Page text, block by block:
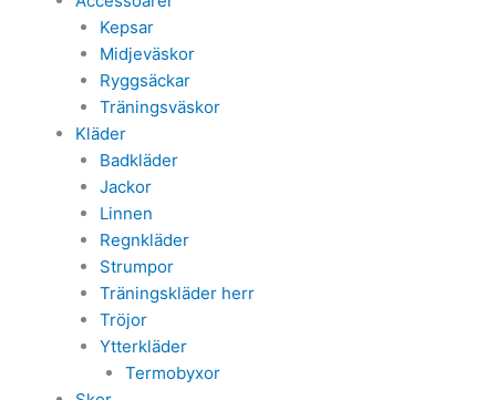
Kepsar
Midjeväskor
Ryggsäckar
Träningsväskor
Kläder
Badkläder
Jackor
Linnen
Regnkläder
Strumpor
Träningskläder herr
Tröjor
Ytterkläder
Termobyxor